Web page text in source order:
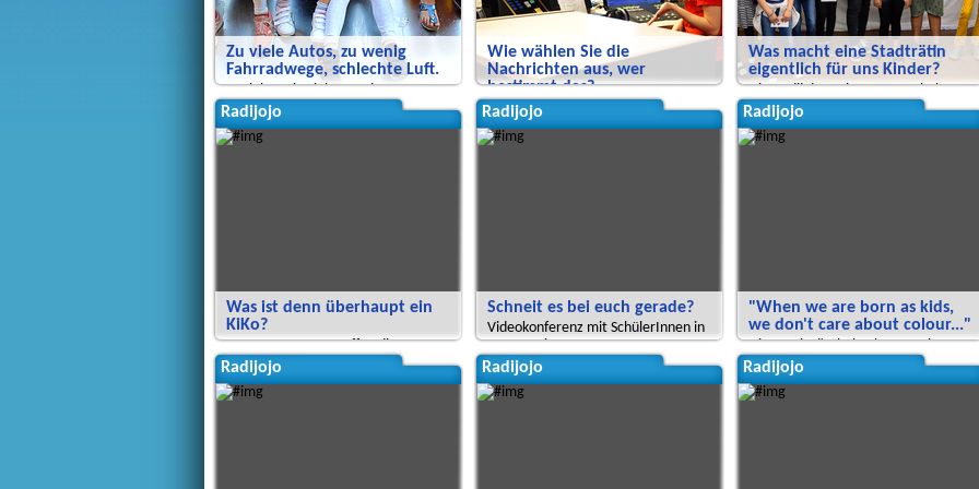
Zu viele Autos, zu wenig
Fahrradwege, schlechte Luft.
So sieht es in vielen Städten aus.
Was muss sich ändern?
Wie wählen Sie die
Nachrichten aus, wer
bestimmt das?
Die Ferienreporter besuchen den
rbb
Was macht eine Stadträtin
eigentlich für uns Kinder?
Die Radijojo-Ferienreporter haben
Ramona Reiser eingeladen.
Radijojo
Was ist denn überhaupt ein
KiKo?
Unsere Reporter treffen die
Mitglieder der Kinderkommission
Radijojo
Schneit es bei euch gerade?
Videokonferenz mit SchülerInnen in
Buenos Aires
Radijojo
"When we are born as kids,
we don't care about colour..."
Die BBS ist "Schule ohne Rassismus -
Schule mit Courage".
Radijojo Radijojo Radijojo